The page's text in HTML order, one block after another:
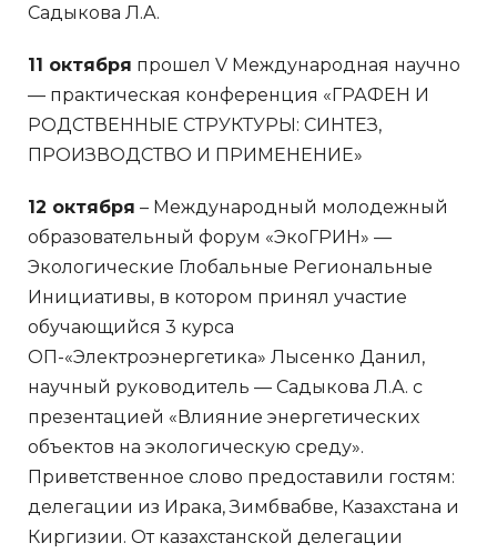
Садыкова Л.А.
11 октября прошел V Международная научно
— практическая конференция «ГРАФЕН И
РОДСТВЕННЫЕ СТРУКТУРЫ: СИНТЕЗ,
ПРОИЗВОДСТВО И ПРИМЕНЕНИЕ»
12 октября – Международный молодежный
образовательный форум «ЭкоГРИН» —
Экологические Глобальные Региональные
Инициативы, в котором принял участие
обучающийся 3 курса
ОП-«Электроэнергетика» Лысенко Данил,
научный руководитель — Садыкова Л.А. с
презентацией «Влияние энергетических
объектов на экологическую среду».
Приветственное слово предоставили гостям:
делегации из Ирака, Зимбвабве, Казахстана и
Киргизии. От казахстанской делегации